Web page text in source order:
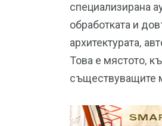
специализирана
обработката и
архитектурата,
Това е мястото,
съществуващите